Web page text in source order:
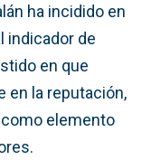
ha incidido en
indicador de
en que
en la reputación,
elemento